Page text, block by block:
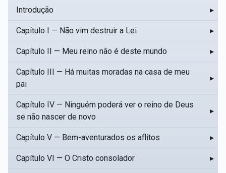
Introdução ▸
Capítulo I — Não vim destruir a Lei ▸
Capítulo II — Meu reino não é deste mundo ▸
Capítulo III — Há muitas moradas na casa de meu
pai
▸
Capítulo IV — Ninguém poderá ver o reino de Deus
se não nascer de novo
▸
Capítulo V — Bem-aventurados os aflitos ▸
Capítulo VI — O Cristo consolador ▸